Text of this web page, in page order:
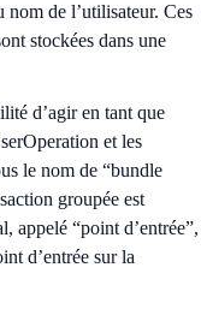
de l’utilisateur. Ces
stockées dans une
d’agir en tant que
et les
le nom de “bundle
groupée est
appelé “point d’entrée”,
d’entrée sur la